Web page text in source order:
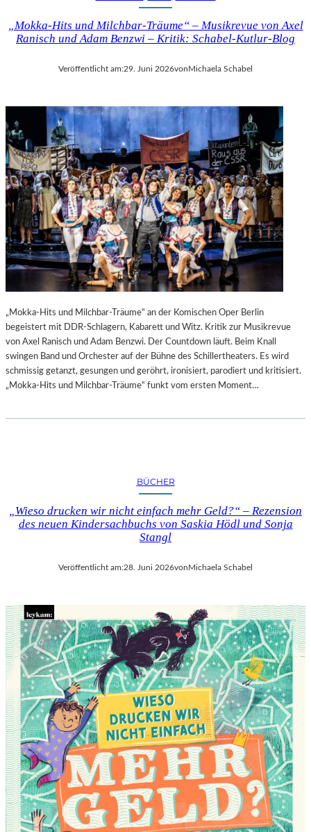
„Mokka-Hits und Milchbar-Träume“ – Musikrevue von Axel
Ranisch und Adam Benzwi – Kritik: Schabel-Kutlur-Blog
Veröffentlicht am:29. Juni 2026vonMichaela Schabel
„Mokka-Hits und Milchbar-Träume“ an der Komischen Oper Berlin
begeistert mit DDR-Schlagern, Kabarett und Witz. Kritik zur Musikrevue
von Axel Ranisch und Adam Benzwi. Der Countdown läuft. Beim Knall
swingen Band und Orchester auf der Bühne des Schillertheaters. Es wird
schmissig getanzt, gesungen und geröhrt, ironisiert, parodiert und kritisiert.
„Mokka-Hits und Milchbar-Träume“ funkt vom ersten Moment…
BÜCHER
„Wieso drucken wir nicht einfach mehr Geld?“ – Rezension
des neuen Kindersachbuchs von Saskia Hödl und Sonja
Stangl
Veröffentlicht am:28. Juni 2026von Michaela Schabel